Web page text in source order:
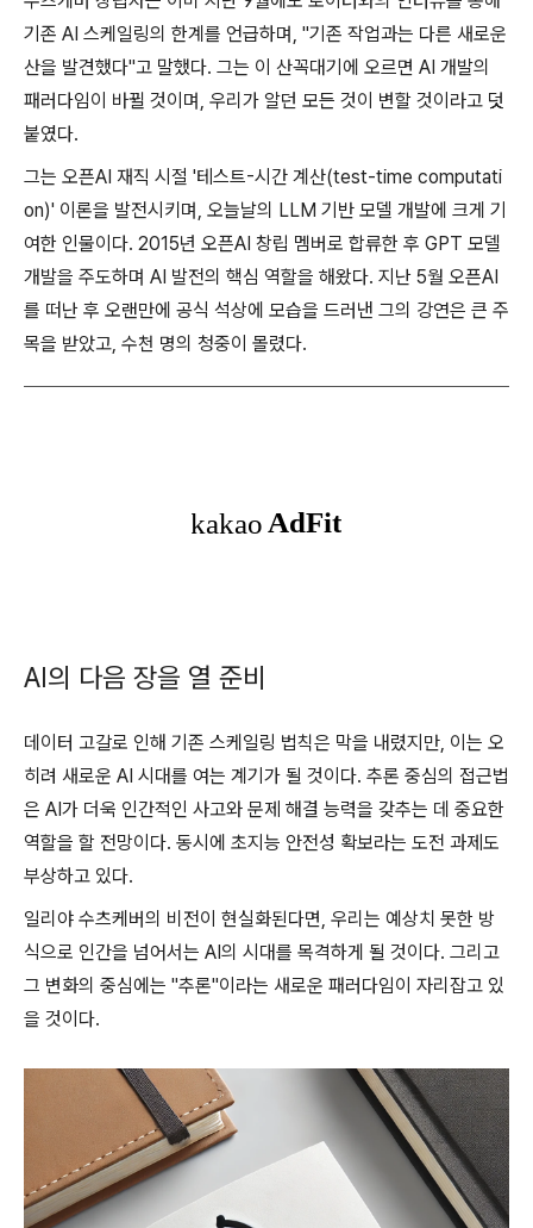
기존 AI 스케일링의 한계를 언급하며, "기존 작업과는 다른 새로운
산을 발견했다"고 말했다. 그는 이 산꼭대기에 오르면 AI 개발의
패러다임이 바뀔 것이며, 우리가 알던 모든 것이 변할 것이라고 덧
붙였다.
그는 오픈AI 재직 시절 '테스트-시간 계산(test-time computati
on)' 이론을 발전시키며, 오늘날의 LLM 기반 모델 개발에 크게 기
여한 인물이다. 2015년 오픈AI 창립 멤버로 합류한 후 GPT 모델
개발을 주도하며 AI 발전의 핵심 역할을 해왔다. 지난 5월 오픈AI
를 떠난 후 오랜만에 공식 석상에 모습을 드러낸 그의 강연은 큰 주
목을 받았고, 수천 명의 청중이 몰렸다.
AI의 다음 장을 열 준비
데이터 고갈로 인해 기존 스케일링 법칙은 막을 내렸지만, 이는 오
히려 새로운 AI 시대를 여는 계기가 될 것이다. 추론 중심의 접근법
은 AI가 더욱 인간적인 사고와 문제 해결 능력을 갖추는 데 중요한
역할을 할 전망이다. 동시에 초지능 안전성 확보라는 도전 과제도
부상하고 있다.
일리야 수츠케버의 비전이 현실화된다면, 우리는 예상치 못한 방
식으로 인간을 넘어서는 AI의 시대를 목격하게 될 것이다. 그리고
그 변화의 중심에는 "추론"이라는 새로운 패러다임이 자리잡고 있
을 것이다.